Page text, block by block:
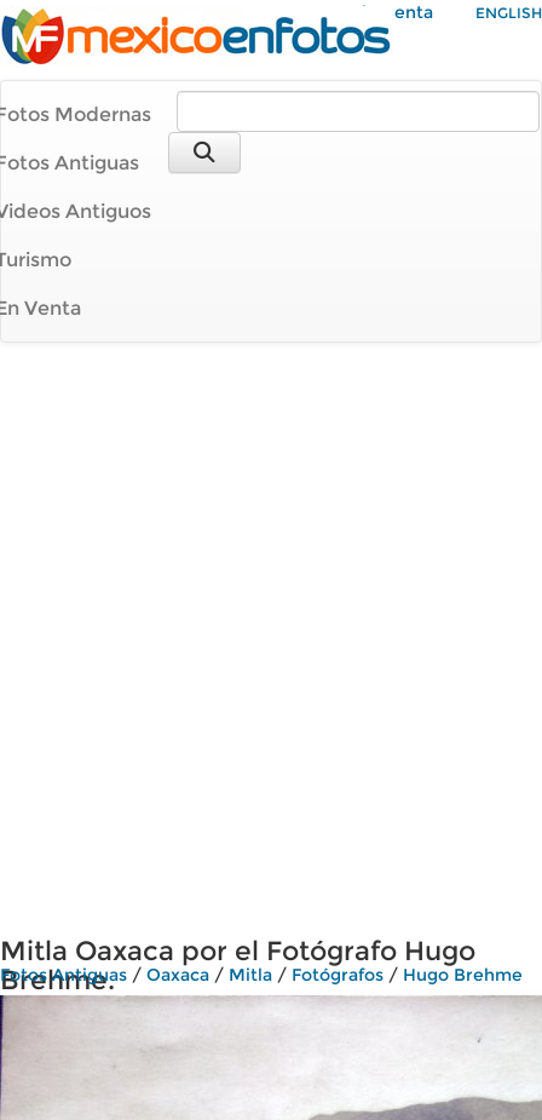
Mi Cuenta ENGLISH
Modernas
Antiguas
Antiguos
Venta
Mitla Oaxaca por el Fotógrafo Hugo
Brehme.
Fotos Antiguas / Oaxaca / Mitla / Fotógrafos / Hugo Brehme